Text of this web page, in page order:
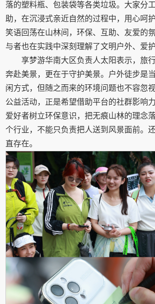
落的塑料瓶、包装袋等各类垃圾。大家分
助，在沉浸式亲近自然的过程中，用心呵
笑语回荡在山林间，环保、互助、友爱的
与者也在实践中深刻理解了文明户外、爱
享梦游华南大区负责人太阳表示，旅
奔赴美景，更在于守护美景。户外徒步是
闲方式，但随之而来的环境问题也不容忽
公益活动，正是希望借助平台的社群影响
爱好者树立环保意识，把无痕山林的理念
个行业，不能只负责把人送到风景面前。
直存在。